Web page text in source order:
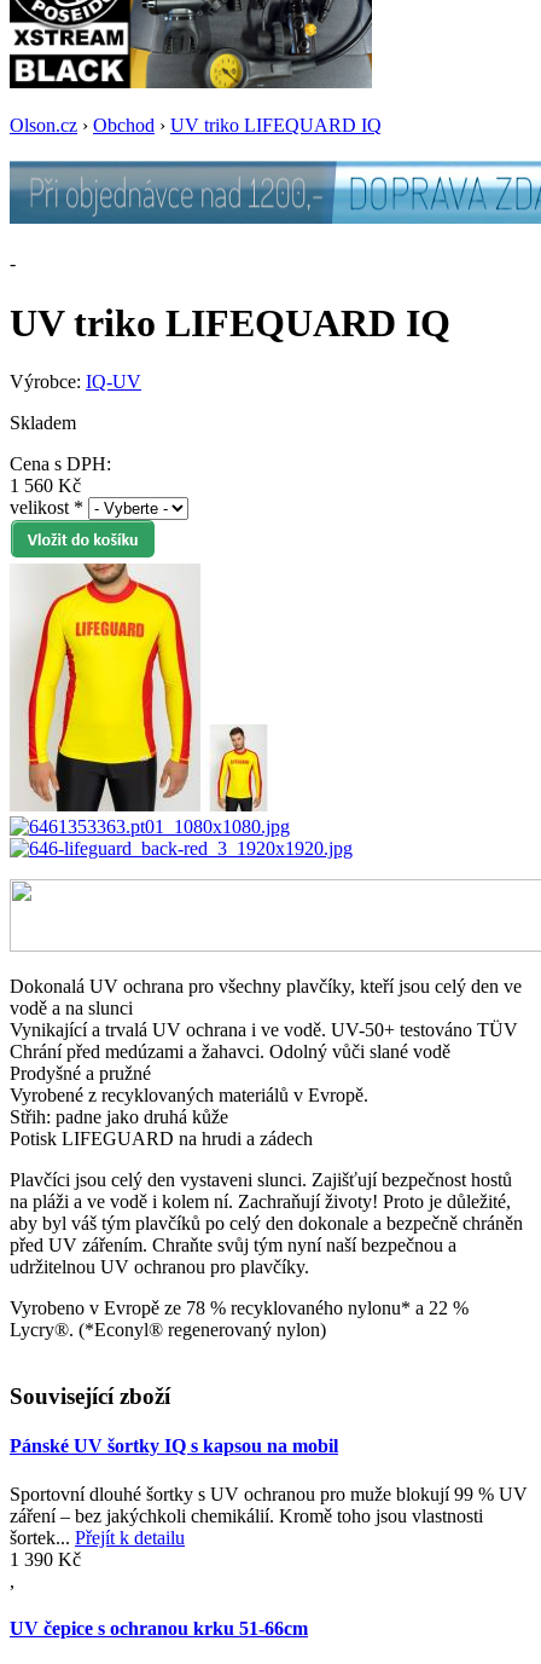
Olson.cz › Obchod › UV triko LIFEQUARD IQ
-
UV triko LIFEQUARD IQ
Výrobce: IQ-UV
Skladem
Cena s DPH:
1 560 Kč
velikost *
Dokonalá UV ochrana pro všechny plavčíky, kteří jsou celý den ve
vodě a na slunci
Vynikající a trvalá UV ochrana i ve vodě. UV-50+ testováno TÜV
Chrání před medúzami a žahavci. Odolný vůči slané vodě
Prodyšné a pružné
Vyrobené z recyklovaných materiálů v Evropě.
Střih: padne jako druhá kůže
Potisk LIFEGUARD na hrudi a zádech
Plavčíci jsou celý den vystaveni slunci. Zajišťují bezpečnost hostů
na pláži a ve vodě i kolem ní. Zachraňují životy! Proto je důležité,
aby byl váš tým plavčíků po celý den dokonale a bezpečně chráněn
před UV zářením. Chraňte svůj tým nyní naší bezpečnou a
udržitelnou UV ochranou pro plavčíky.
Vyrobeno v Evropě ze 78 % recyklovaného nylonu* a 22 %
Lycry®. (*Econyl® regenerovaný nylon)
Související zboží
Pánské UV šortky IQ s kapsou na mobil
Sportovní dlouhé šortky s UV ochranou pro muže blokují 99 % UV
záření – bez jakýchkoli chemikálií. Kromě toho jsou vlastnosti
šortek... Přejít k detailu
1 390 Kč
,
UV čepice s ochranou krku 51-66cm